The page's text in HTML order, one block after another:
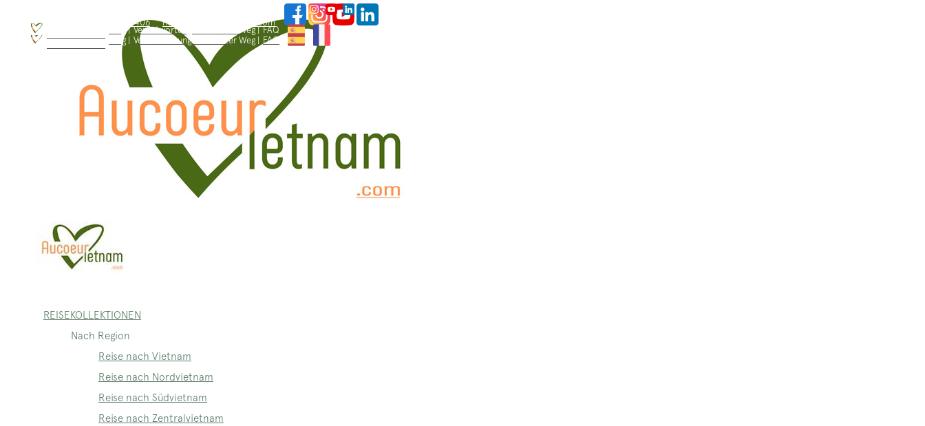
WhatsApp: +84.909.426.406 hallo@aucoeurvietnam.com
Blog | Verantwortungsbewusster Weg | FAQ
REISEKOLLEKTIONEN
Nach Region
Reise nach Vietnam
Reise nach Nordvietnam
Reise nach Südvietnam
Reise nach Zentralvietnam
Blog | Verantwortungsbewusster Weg | FAQ